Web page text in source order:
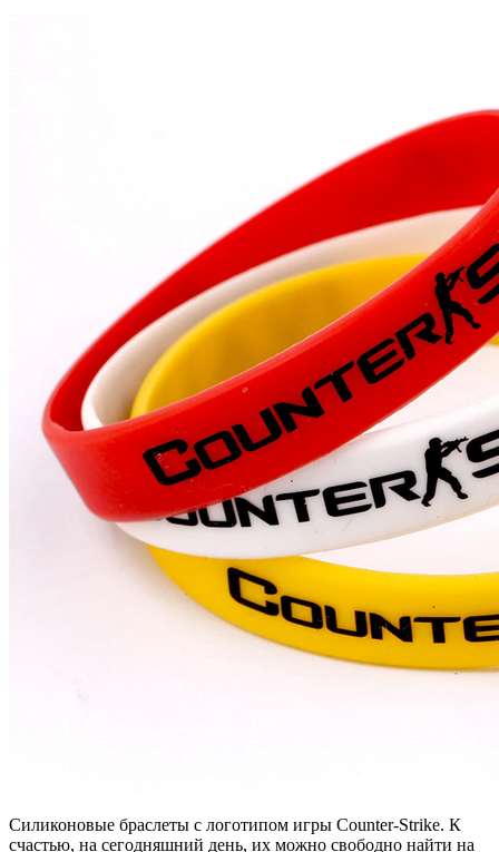
Силиконовые браслеты с логотипом игры Counter-Strike. К
счастью, на сегодняшний день, их можно свободно найти на